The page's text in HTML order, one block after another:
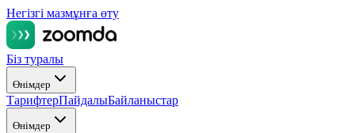
Негізгі мазмұнға өту
Біз туралы
Өнімдер
ТарифтерПайдалыБайланыстар
Өнімдер